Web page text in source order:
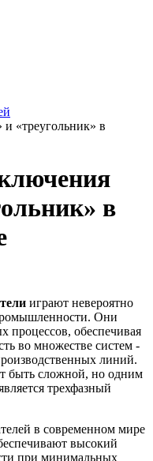
«треугольник» в
в
играют невероятно
Они
процессов, обеспечивая
во множестве систем -
линий.
быть сложной, но одним
трехфазный
в современном мире
высокий
при минимальных